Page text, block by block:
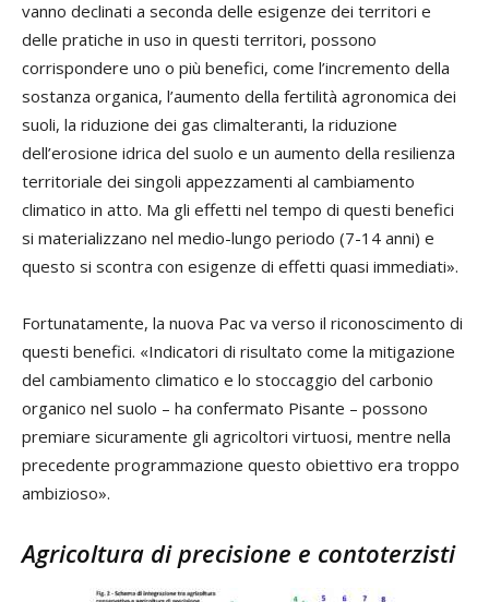
vanno declinati a seconda delle esigenze dei territori e
delle pratiche in uso in questi territori, possono
corrispondere uno o più benefici, come l’incremento della
sostanza organica, l’aumento della fertilità agronomica dei
suoli, la riduzione dei gas climalteranti, la riduzione
dell’erosione idrica del suolo e un aumento della resilienza
territoriale dei singoli appezzamenti al cambiamento
climatico in atto. Ma gli effetti nel tempo di questi benefici
si materializzano nel medio-lungo periodo (7-14 anni) e
questo si scontra con esigenze di effetti quasi immediati».
Fortunatamente, la nuova Pac va verso il riconoscimento di
questi benefici. «Indicatori di risultato come la mitigazione
del cambiamento climatico e lo stoccaggio del carbonio
organico nel suolo – ha confermato Pisante – possono
premiare sicuramente gli agricoltori virtuosi, mentre nella
precedente programmazione questo obiettivo era troppo
ambizioso».
Agricoltura di precisione e contoterzisti